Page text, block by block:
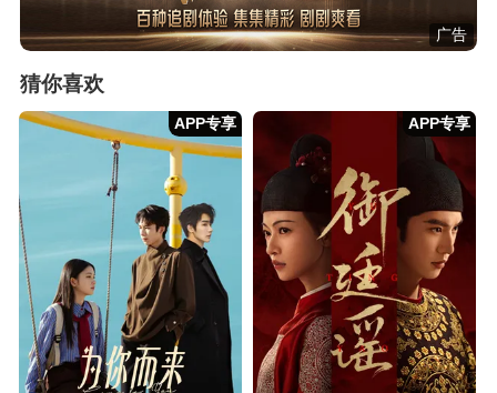
广告
猜你喜欢
APP专享 APP专享